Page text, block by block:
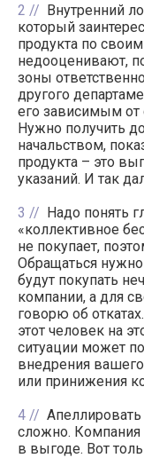
2
Внутренний
который
продукта по
недооценивают,
зоны
другого
его зависимым от
Нужно получить
начальством,
продукта – это
указаний. И так
3
Надо понять
«коллективное
не покупает,
Обращаться
будут покупать
компании, а для
говорю об
этот человек на
ситуации может
внедрения
или принижения
4
сложно. Компания
в выгоде. Вот